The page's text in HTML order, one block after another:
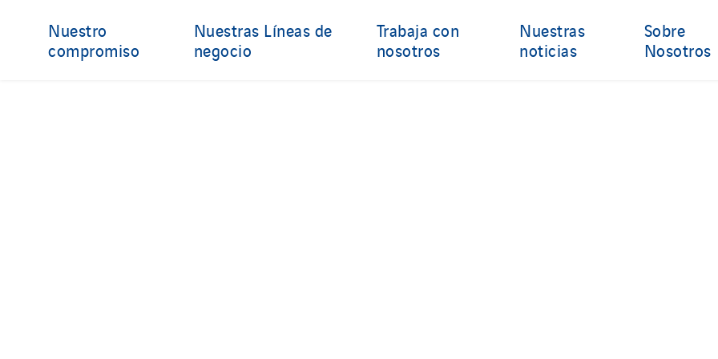
Nuestro
compromiso
Nuestras Líneas de
negocio
Trabaja con
nosotros
Nuestras
noticias
Sobre
Nosotros